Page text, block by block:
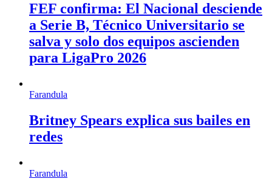
FEF confirma: El Nacional desciende
a Serie B, Técnico Universitario se
salva y solo dos equipos ascienden
para LigaPro 2026
Farandula
Britney Spears explica sus bailes en
redes
Farandula